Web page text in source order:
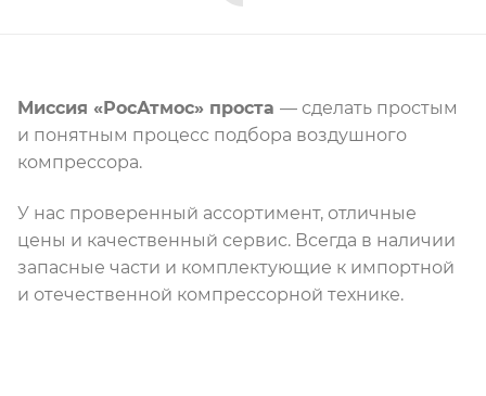
Миссия «РосАтмос» проста — сделать простым
и понятным процесс подбора воздушного
компрессора.
У нас проверенный ассортимент, отличные
цены и качественный сервис. Всегда в наличии
запасные части и комплектующие к импортной
и отечественной компрессорной технике.